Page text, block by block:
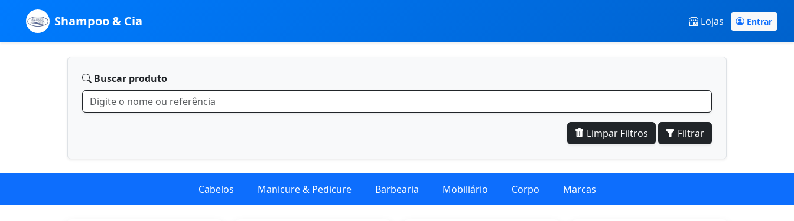
Shampoo & Cia Lojas Entrar
Buscar produto
Limpar Filtros Filtrar
Cabelos Manicure & Pedicure Barbearia Mobiliário Corpo Marcas